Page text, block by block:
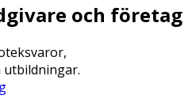
och företag